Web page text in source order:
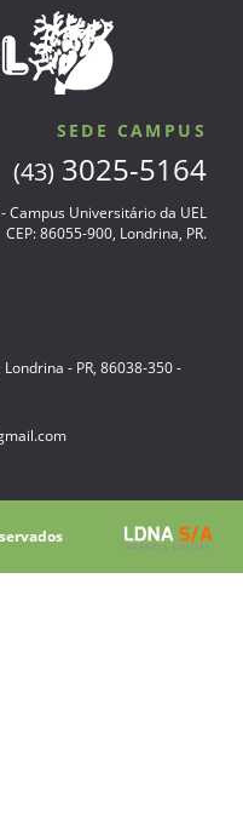
SEDE CAMPUS
(43) 3025-5164
Campus Universitário da UEL
CEP: 86055-900, Londrina, PR.
- PR, 86038-350 -